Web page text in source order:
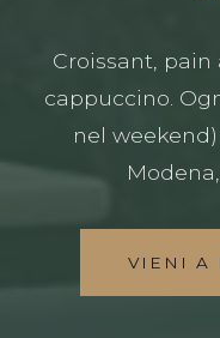
Croissant, pain
cappuccino.
nel
VIENI A